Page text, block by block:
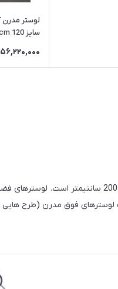
سایز cm 120
56,220,000
لوستر طبقاتی و فضای باند (وید)بایستی دارای ویژگی های